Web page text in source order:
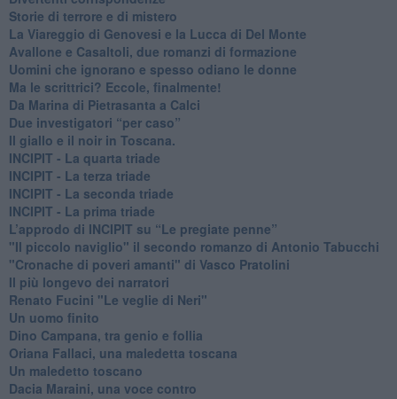
Storie di terrore e di mistero
La Viareggio di Genovesi e la Lucca di Del Monte
Avallone e Casaltoli, due romanzi di formazione
​Uomini che ignorano e spesso odiano le donne
Ma le scrittrici? Eccole, finalmente!
Da Marina di Pietrasanta a Calci
​Due investigatori “per caso”
​Il giallo e il noir in Toscana.
INCIPIT - La quarta triade
INCIPIT - La terza triade
INCIPIT - La seconda triade
INCIPIT - La prima triade
L’approdo di INCIPIT su “Le pregiate penne”
​"Il piccolo naviglio" il secondo romanzo di Antonio Tabucchi
​"Cronache di poveri amanti" di Vasco Pratolini
​Il più longevo dei narratori
Renato Fucini "Le veglie di Neri"
Un uomo finito
​Dino Campana, tra genio e follia
​Oriana Fallaci, una maledetta toscana
​Un maledetto toscano
​Dacia Maraini, una voce contro